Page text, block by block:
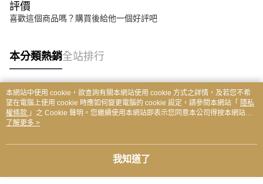
評價
喜歡這個商品嗎？購買後給他一個好評吧
本分類熱銷全站排行
熱門標籤
本網站中使用 cookie，欲查詢有關本網站使用 cookie 方式之詳情，及若您不希
望在電腦上使用 cookie 時應如何變更電腦的 cookie 設定，請參閱本網站「 隱私
權條款 」之 Cookie 聲明。您繼續使用本網站即表示您同意本公司得按本網站使
用條款之 Cookie 聲明使用 cookie。
了解更多 >
我知道了